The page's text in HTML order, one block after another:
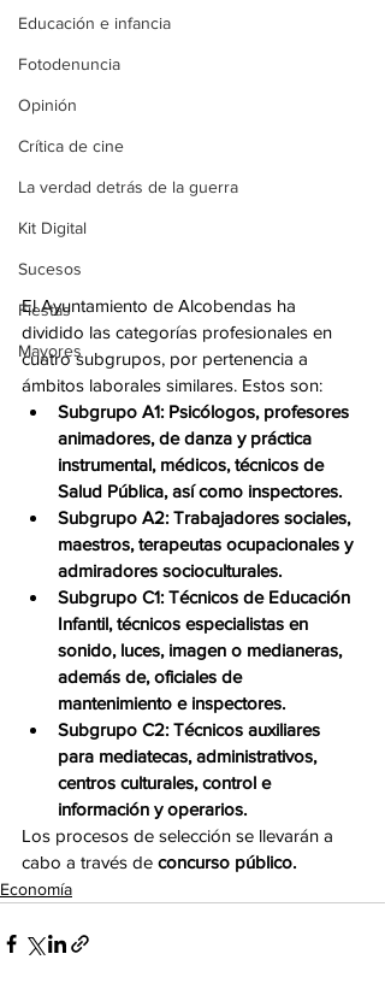
Educación e infancia
Fotodenuncia
Opinión
Crítica de cine
La verdad detrás de la guerra
Kit Digital
Sucesos
Fiestas
Mayores
El Ayuntamiento de Alcobendas ha
dividido las categorías profesionales en
cuatro subgrupos, por pertenencia a
ámbitos laborales similares. Estos son:
Subgrupo A1: Psicólogos, profesores
animadores, de danza y práctica
instrumental, médicos, técnicos de
Salud Pública, así como inspectores.
Subgrupo A2: Trabajadores sociales,
maestros, terapeutas ocupacionales y
admiradores socioculturales.
Subgrupo C1: Técnicos de Educación
Infantil, técnicos especialistas en
sonido, luces, imagen o medianeras,
además de, oficiales de
mantenimiento e inspectores.
Subgrupo C2: Técnicos auxiliares
para mediatecas, administrativos,
centros culturales, control e
información y operarios.
Los procesos de selección se llevarán a
cabo a través de concurso público.
Economía